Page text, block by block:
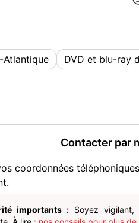
Atlantique DVD et blu-ray
Contacter par
coordonnées
importants : Soyez